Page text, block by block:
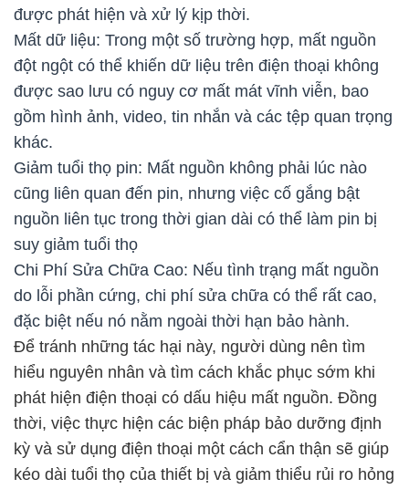
được phát hiện và xử lý kịp thời.
Mất dữ liệu: Trong một số trường hợp, mất nguồn
đột ngột có thể khiến dữ liệu trên điện thoại không
được sao lưu có nguy cơ mất mát vĩnh viễn, bao
gồm hình ảnh, video, tin nhắn và các tệp quan trọng
khác.
Giảm tuổi thọ pin: Mất nguồn không phải lúc nào
cũng liên quan đến pin, nhưng việc cố gắng bật
nguồn liên tục trong thời gian dài có thể làm pin bị
suy giảm tuổi thọ
Chi Phí Sửa Chữa Cao: Nếu tình trạng mất nguồn
do lỗi phần cứng, chi phí sửa chữa có thể rất cao,
đặc biệt nếu nó nằm ngoài thời hạn bảo hành.
Để tránh những tác hại này, người dùng nên tìm
hiểu nguyên nhân và tìm cách khắc phục sớm khi
phát hiện điện thoại có dấu hiệu mất nguồn. Đồng
thời, việc thực hiện các biện pháp bảo dưỡng định
kỳ và sử dụng điện thoại một cách cẩn thận sẽ giúp
kéo dài tuổi thọ của thiết bị và giảm thiểu rủi ro hỏng